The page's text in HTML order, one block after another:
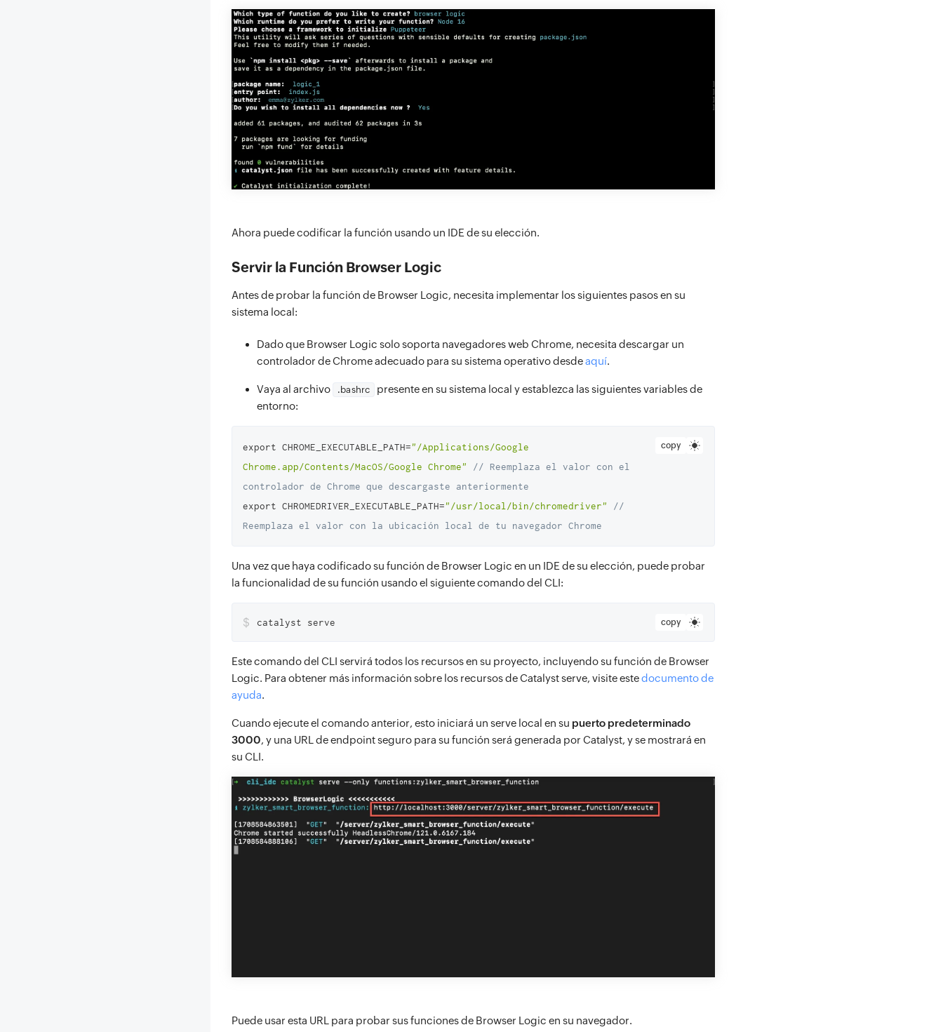
Ahora puede codificar la función usando un IDE de su elección.
Servir la Función Browser Logic
Antes de probar la función de Browser Logic, necesita implementar los siguientes pasos en su
sistema local:
Dado que Browser Logic solo soporta navegadores web Chrome, necesita descargar un
controlador de Chrome adecuado para su sistema operativo desdeaquí.
Vaya al archivo .bashrc
presente en su sistema local y establezca las siguientes variables de
entorno:
copy
export CHROME_EXECUTABLE_PATH="/Applications/Google
Chrome.app/Contents/MacOS/Google Chrome"
// Reemplaza el valor con el
controlador de Chrome que descargaste anteriormente
export CHROMEDRIVER_EXECUTABLE_PATH="/usr/local/bin/chromedriver"
//
Reemplaza el valor con la ubicación local de tu navegador Chrome
Una vez que haya codificado su función de Browser Logic en un IDE de su elección, puede probar
la funcionalidad de su función usando el siguiente comando del CLI:
copy
$ catalyst serve
Este comando del CLI servirá todos los recursos en su proyecto, incluyendo su función de Browser
Logic. Para obtener más información sobre los recursos de Catalyst serve, visite estedocumento de
ayuda.
Cuando ejecute el comando anterior, esto iniciará un serve local en su puerto predeterminado
3000, y una URL de endpoint seguro para su función será generada por Catalyst, y se mostrará en
su CLI.
Puede usar esta URL para probar sus funciones de Browser Logic en su navegador.